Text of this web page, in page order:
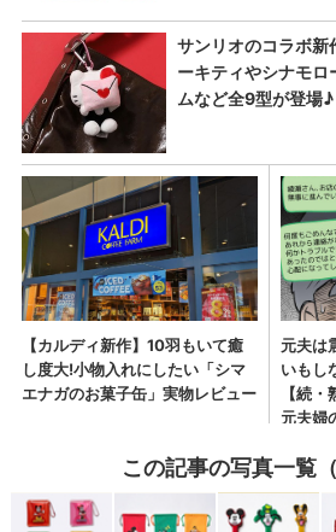
この記事の写真一覧